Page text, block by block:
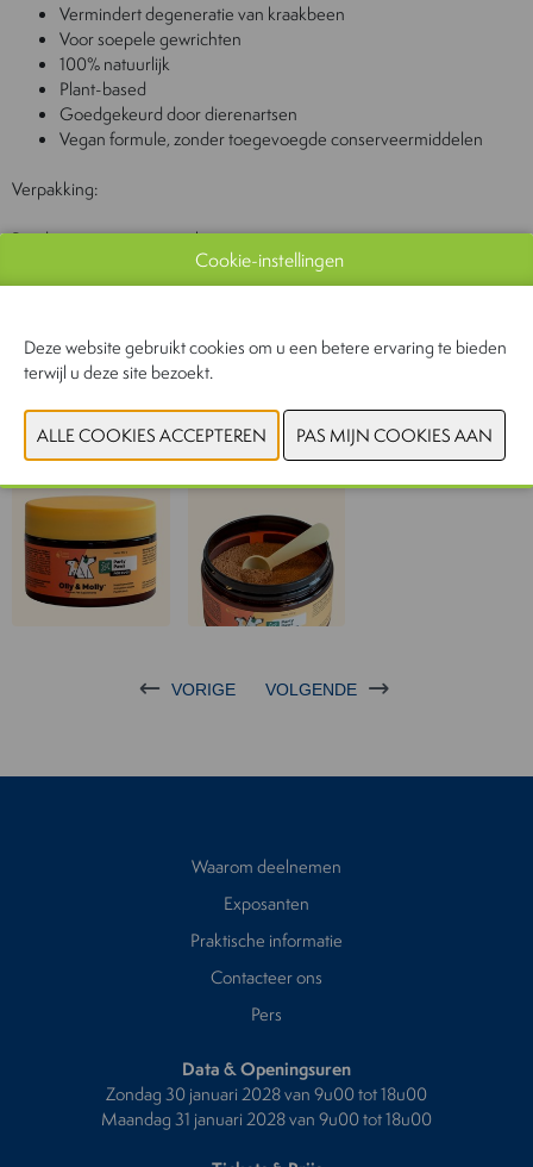
Vermindert degeneratie van kraakbeen
Voor soepele gewrichten
100% natuurlijk
Plant-based
Goedgekeurd door dierenartsen
Vegan formule, zonder toegevoegde conserveermiddelen
Verpakking:
Poeder in pot met maatschepje
100 g
VORIGE VOLGENDE
Waarom deelnemen
Exposanten
Praktische informatie
Contacteer ons
Pers
Data & Openingsuren
Zondag 30 januari 2028 van 9u00 tot 18u00
Maandag 31 januari 2028 van 9u00 tot 18u00
Cookie-instellingen
Deze website gebruikt cookies om u een betere ervaring te bieden
terwijl u deze site bezoekt.